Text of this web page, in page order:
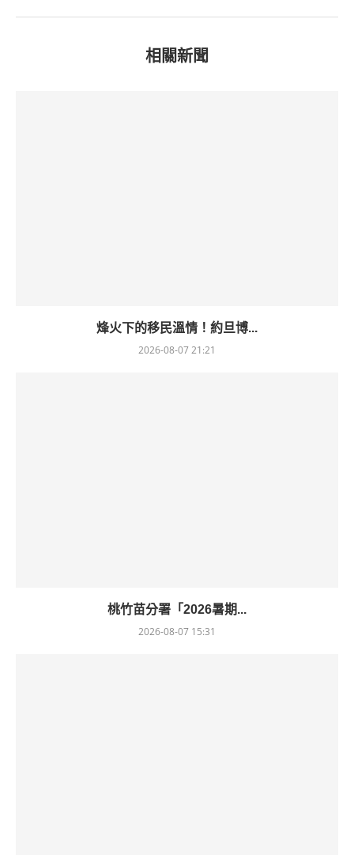
相關新聞
烽火下的移民溫情！約旦博...
2026-08-07 21:21
桃竹苗分署「2026暑期...
2026-08-07 15:31